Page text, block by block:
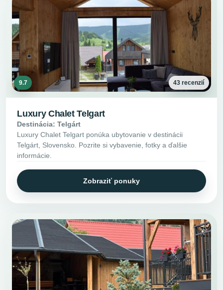
9.7 43 recenzií
Luxury Chalet Telgart
Destinácia: Telgárt
Luxury Chalet Telgart ponúka ubytovanie v destinácii
Telgárt, Slovensko. Pozrite si vybavenie, fotky a ďalšie
informácie.
Zobraziť ponuky